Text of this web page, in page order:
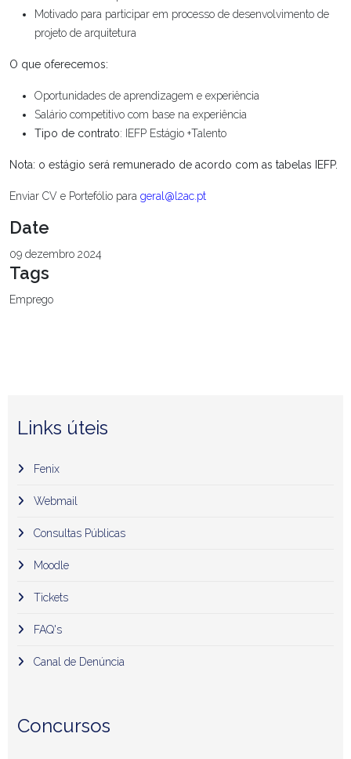
Motivado para participar em processo de desenvolvimento de
projeto de arquitetura
O que oferecemos:
Oportunidades de aprendizagem e experiência
Salário competitivo com base na experiência
Tipo de contrato: IEFP Estágio +Talento
Nota: o estágio será remunerado de acordo com as tabelas IEFP.
Enviar CV e Portefólio para geral@l2ac.pt
Date
09 dezembro 2024
Tags
Emprego
Links úteis
Fenix
Webmail
Consultas Públicas
Moodle
Tickets
FAQ's
Canal de Denúncia
Concursos